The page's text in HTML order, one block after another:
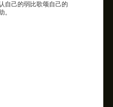
自己的弱比歌颂自己的
。